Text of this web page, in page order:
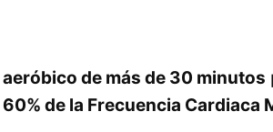
aeróbico de más de 30 minutos
de la Frecuencia Cardiaca